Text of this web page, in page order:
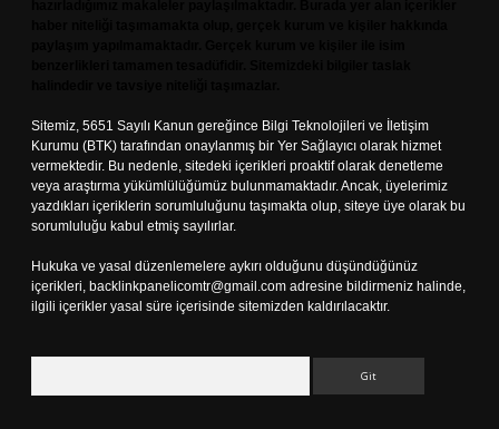
Sitemiz, 5651 Sayılı Kanun gereğince Bilgi Teknolojileri ve İletişim
Kurumu (BTK) tarafından onaylanmış bir Yer Sağlayıcı olarak hizmet
vermektedir. Bu nedenle, sitedeki içerikleri proaktif olarak denetleme
veya araştırma yükümlülüğümüz bulunmamaktadır. Ancak, üyelerimiz
yazdıkları içeriklerin sorumluluğunu taşımakta olup, siteye üye olarak bu
sorumluluğu kabul etmiş sayılırlar.
Hukuka ve yasal düzenlemelere aykırı olduğunu düşündüğünüz
içerikleri, backlinkpanelicomtr@gmail.com adresine bildirmeniz halinde,
ilgili içerikler yasal süre içerisinde sitemizden kaldırılacaktır.